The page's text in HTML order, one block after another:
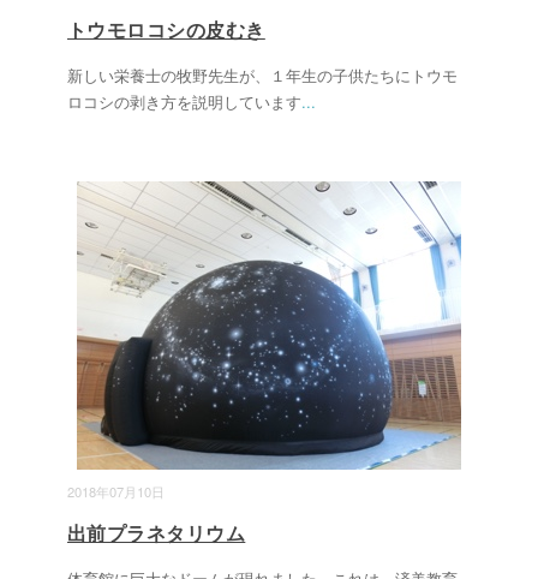
トウモロコシの皮むき
新しい栄養士の牧野先生が、１年生の子供たちにトウモ
ロコシの剥き方を説明しています...
2018年07月10日
出前プラネタリウム